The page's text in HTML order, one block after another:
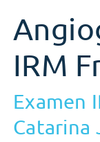
IRM
Examen
Catarina